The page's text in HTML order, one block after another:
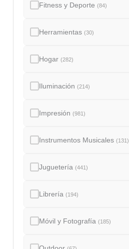
Fitness y Deporte(84)
Herramientas(30)
Hogar(282)
Iluminación(214)
Impresión(981)
Instrumentos Musicales(131)
Juguetería(441)
Librería(194)
Móvil y Fotografía(185)